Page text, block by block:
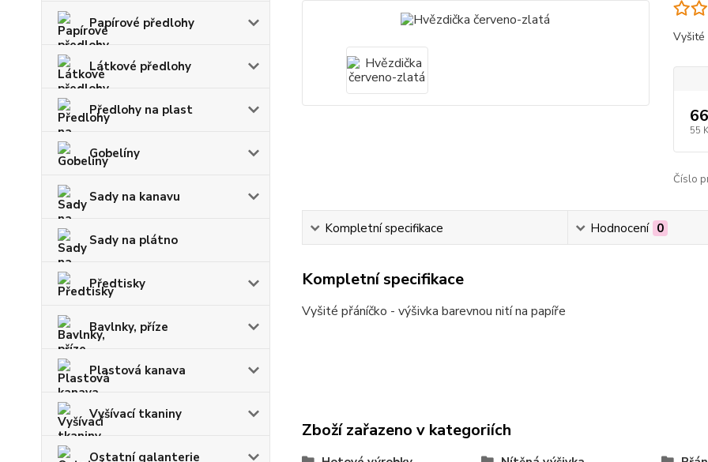
Papírové předlohy
Látkové předlohy
Předlohy na plast
Gobelíny
Sady na kanavu
Sady na plátno
Předtisky
Bavlnky, příze
Plastová kanava
Vyšívací tkaniny
Ostatní galanterie
Vyšité
55
Číslo
Kompletní specifikace Hodnocení 0
Kompletní specifikace
Vyšité přáníčko - výšivka barevnou nití na papíře
Zboží zařazeno v kategoriích